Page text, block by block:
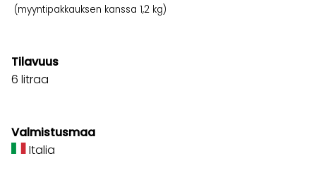
(myyntipakkauksen kanssa 1,2 kg)
Tilavuus
6 litraa
Valmistusmaa
Italia